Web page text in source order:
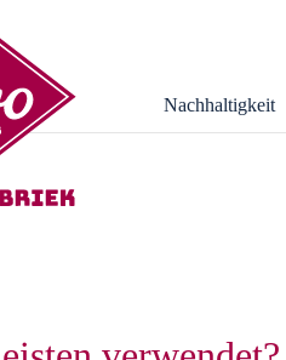
Nachhaltigkeit